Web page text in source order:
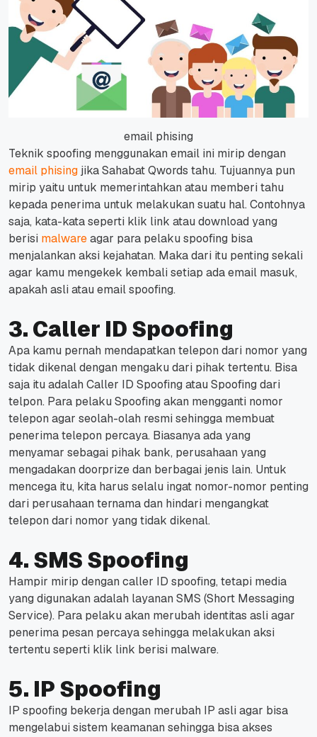
email phising
Teknik spoofing menggunakan email ini mirip dengan
email phisingjika Sahabat Qwords tahu. Tujuannya pun
mirip yaitu untuk memerintahkan atau memberi tahu
kepada penerima untuk melakukan suatu hal. Contohnya
saja, kata-kata seperti klik link atau download yang
berisi malwareagar para pelaku spoofing bisa
menjalankan aksi kejahatan. Maka dari itu penting sekali
agar kamu mengekek kembali setiap ada email masuk,
apakah asli atau email spoofing.
3. Caller ID Spoofing
Apa kamu pernah mendapatkan telepon dari nomor yang
tidak dikenal dengan mengaku dari pihak tertentu. Bisa
saja itu adalah Caller ID Spoofing atau Spoofing dari
telpon. Para pelaku Spoofing akan mengganti nomor
telepon agar seolah-olah resmi sehingga membuat
penerima telepon percaya. Biasanya ada yang
menyamar sebagai pihak bank, perusahaan yang
mengadakan doorprize dan berbagai jenis lain. Untuk
mencega itu, kita harus selalu ingat nomor-nomor penting
dari perusahaan ternama dan hindari mengangkat
telepon dari nomor yang tidak dikenal.
4. SMS Spoofing
Hampir mirip dengan caller ID spoofing, tetapi media
yang digunakan adalah layanan SMS (Short Messaging
Service). Para pelaku akan merubah identitas asli agar
penerima pesan percaya sehingga melakukan aksi
tertentu seperti klik link berisi malware.
5. IP Spoofing
IP spoofing bekerja dengan merubah IP asli agar bisa
mengelabui sistem keamanan sehingga bisa akses